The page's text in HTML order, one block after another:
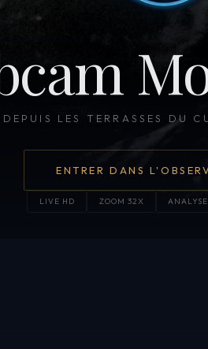
LES TERRASSES DU
ENTRER DANS
LIVE HD ZOOM 32X